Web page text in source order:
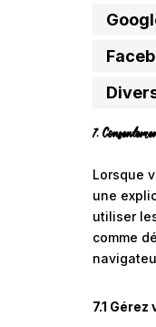
7.
Lorsque
une
utiliser
comme
7.1